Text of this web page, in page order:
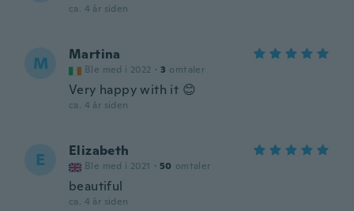
ca. 4 år siden
M Martina
Ble med i 2022 · 3 omtaler
Very happy with it 😊
ca. 4 år siden
E Elizabeth
Ble med i 2021 · 50 omtaler
beautiful
ca. 4 år siden